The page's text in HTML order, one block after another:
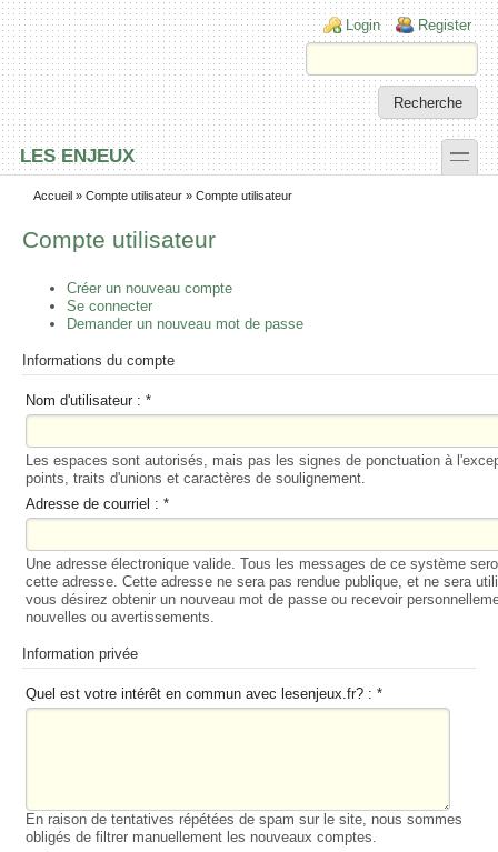
Skip to main content
Skip to search
Login links
Login Register
LES ENJEUX toggle
Secondary menu
Accueil » Compte utilisateur » Compte utilisateur
Compte utilisateur
Créer un nouveau compte
Se connecter
Demander un nouveau mot de passe
Informations du compte
Nom d'utilisateur : *
Les espaces sont autorisés, mais pas les signes de ponctuation à
points, traits d'unions et caractères de soulignement.
Adresse de courriel : *
Une adresse électronique valide. Tous les messages de ce système
cette adresse. Cette adresse ne sera pas rendue publique, et ne sera
vous désirez obtenir un nouveau mot de passe ou recevoir
nouvelles ou avertissements.
Information privée
Quel est votre intérêt en commun avec lesenjeux.fr? : *
En raison de tentatives répétées de spam sur le site, nous sommes
obligés de filtrer manuellement les nouveaux comptes.